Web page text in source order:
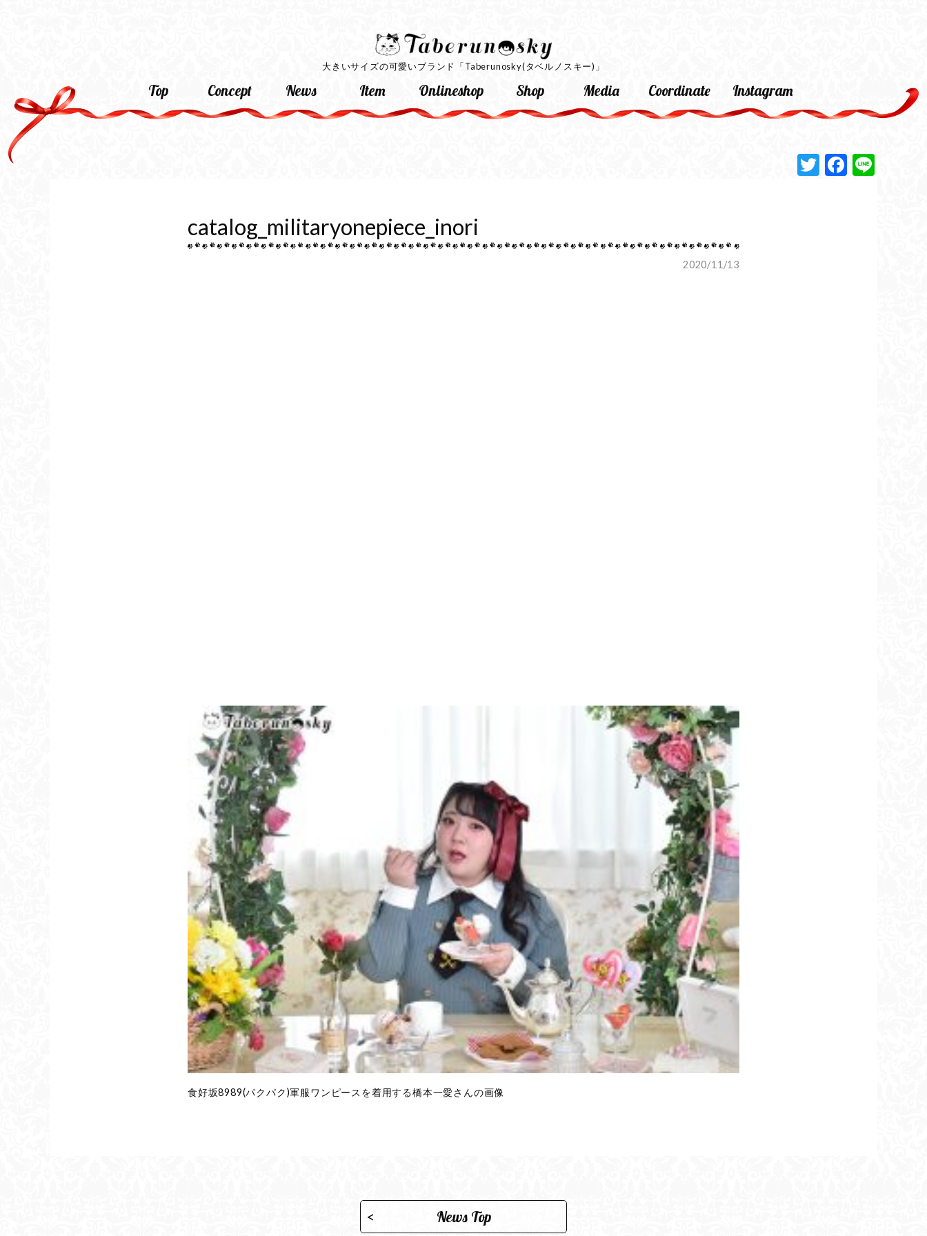
大きいサイズの可愛いブランド 「Taberunosky(タベルノスキー)」
Top Concept News Item Onlineshop Shop Media Coordinate Instagram
Twitter
catalog_militaryonepiece_inori
2020/11/13
食好坂8989(パクパク)軍服ワンピースを着用する橋本一愛さんの画像
News Top